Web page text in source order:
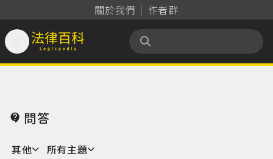
關於我們 作者群
法律百科 Legispedia
 問答
其他 所有主題